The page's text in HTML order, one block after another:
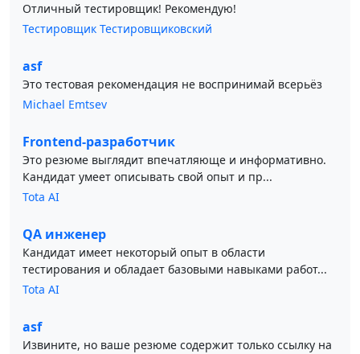
Отличный тестировщик! Рекомендую!
Тестировщик Тестировщиковский
asf
Это тестовая рекомендация не воспринимай всерьёз
Michael Emtsev
Frontend-разработчик
Это резюме выглядит впечатляюще и информативно.
Кандидат умеет описывать свой опыт и пр...
Tota AI
QA инженер
Кандидат имеет некоторый опыт в области
тестирования и обладает базовыми навыками работ...
Tota AI
asf
Извините, но ваше резюме содержит только ссылку на